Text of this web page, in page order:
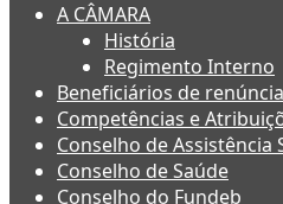
A CÂMARA
História
Regimento Interno
Beneficiários de
Competências e
Conselho de Assistência
Conselho de Saúde
Conselho do Fundeb